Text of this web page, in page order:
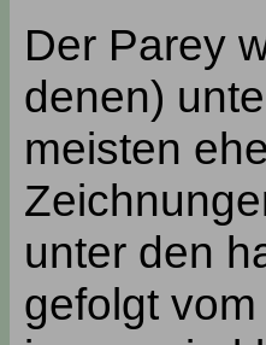
Der Parey
denen)
meisten
unter den
gefolgt